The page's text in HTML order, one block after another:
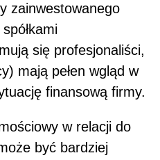
zainwestowanego
się profesjonaliści,
mają pełen wgląd w
finansową firmy.
w relacji do
być bardziej